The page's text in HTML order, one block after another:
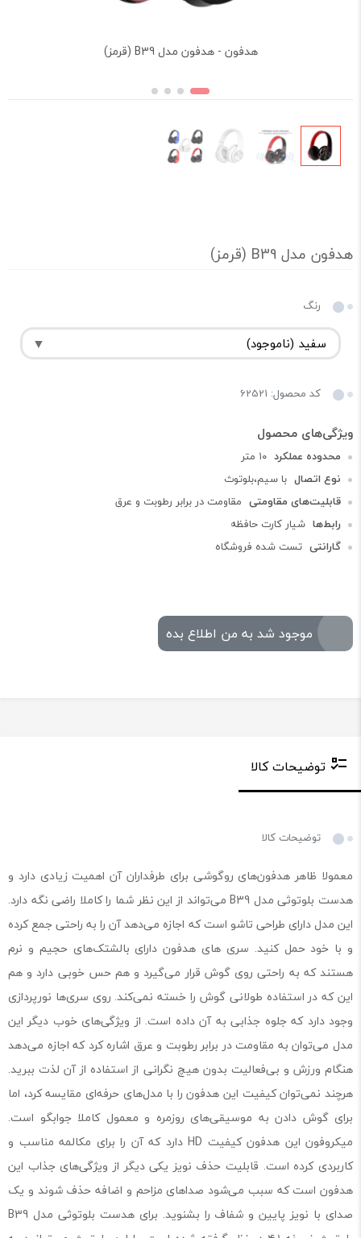
هدفون - هدفون مدل B39 (قرمز)
هدفون مدل B39 (قرمز)
رنگ
کد محصول: 62521
محدوده عملکرد ۱۰ متر
نوع اتصال با سیم،بلوتوث
قابلیت‌های مقاومتی مقاومت در برابر رطوبت و عرق
رابط‌ها شیار کارت حافظه
گارانتی تست شده فروشگاه
موجود شد به من اطلاع بده
توضیحات کالا
توضیحات کالا
معمولا ظاهر هدفون‌های روگوشی برای طرفداران آن اهمیت زیادی دارد و
هدست بلوتوثی مدل B39 می‌تواند از این نظر شما را کاملا راضی نگه دارد.
این مدل دارای طراحی تاشو است که اجازه می‌دهد آن را به راحتی جمع کرده
و با خود حمل کنید. سری های هدفون دارای بالشتک‌های حجیم و نرم
هستند که به راحتی روی گوش قرار می‌گیرد و هم حس خوبی دارد و هم
این که در استفاده طولانی گوش را خسته نمی‌کند. روی سری‌ها نورپردازی
وجود دارد که جلوه جذابی به آن داده است. از ویژگی‌های خوب دیگر این
مدل می‌توان به مقاومت در برابر رطوبت و عرق اشاره کرد که اجازه می‌دهد
هنگام ورزش و بی‌فعالیت بدون هیچ نگرانی از استفاده از آن لذت ببرید.
هرچند نمی‌‌توان کیفیت این هدفون را با مدل‌های حرفه‌ای مقایسه کرد، اما
برای گوش دادن به موسیقی‌های روزمره و معمول کاملا جوابگو است.
میکروفون این هدفون کیفیت HD دارد که آن را برای مکالمه مناسب و
کاربردی کرده است. قابلیت حذف نویز یکی دیگر از ویژگی‌های جذاب این
هدفون است که سبب می‌شود صداهای مزاحم و اضافه حذف شوند و یک
صدای با نویز پایین و شفاف را بشنوید. برای هدست بلوتوثی مدل B39